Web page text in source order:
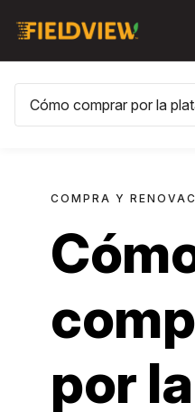
Cómo comprar por la
COMPRA Y
por la